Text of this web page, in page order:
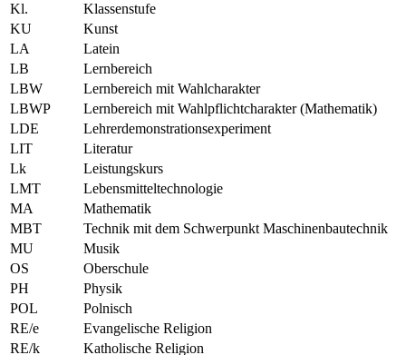
Kl.
Klassenstufe
KU
Kunst
LA
Latein
LB
Lernbereich
LBW
Lernbereich mit Wahlcharakter
LBWP
Lernbereich mit Wahlpflichtcharakter (Mathematik)
LDE
Lehrerdemonstrationsexperiment
LIT
Literatur
Lk
Leistungskurs
LMT
Lebensmitteltechnologie
MA
Mathematik
MBT
Technik mit dem Schwerpunkt Maschinenbautechnik
MU
Musik
OS
Oberschule
PH
Physik
POL
Polnisch
RE/e
Evangelische Religion
RE/k
Katholische Religion